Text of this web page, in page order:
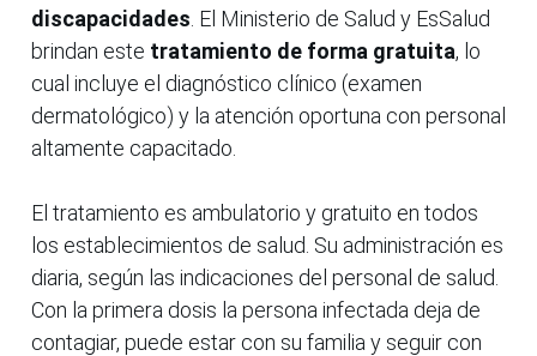
discapacidades . El Ministerio de Salud y EsSalud
brindan este tratamiento de forma gratuita, lo
cual incluye el diagnóstico clínico (examen
dermatológico) y la atención oportuna con personal
altamente capacitado.
El tratamiento es ambulatorio y gratuito en todos
los establecimientos de salud. Su administración es
diaria, según las indicaciones del personal de salud.
Con la primera dosis la persona infectada deja de
contagiar, puede estar con su familia y seguir con